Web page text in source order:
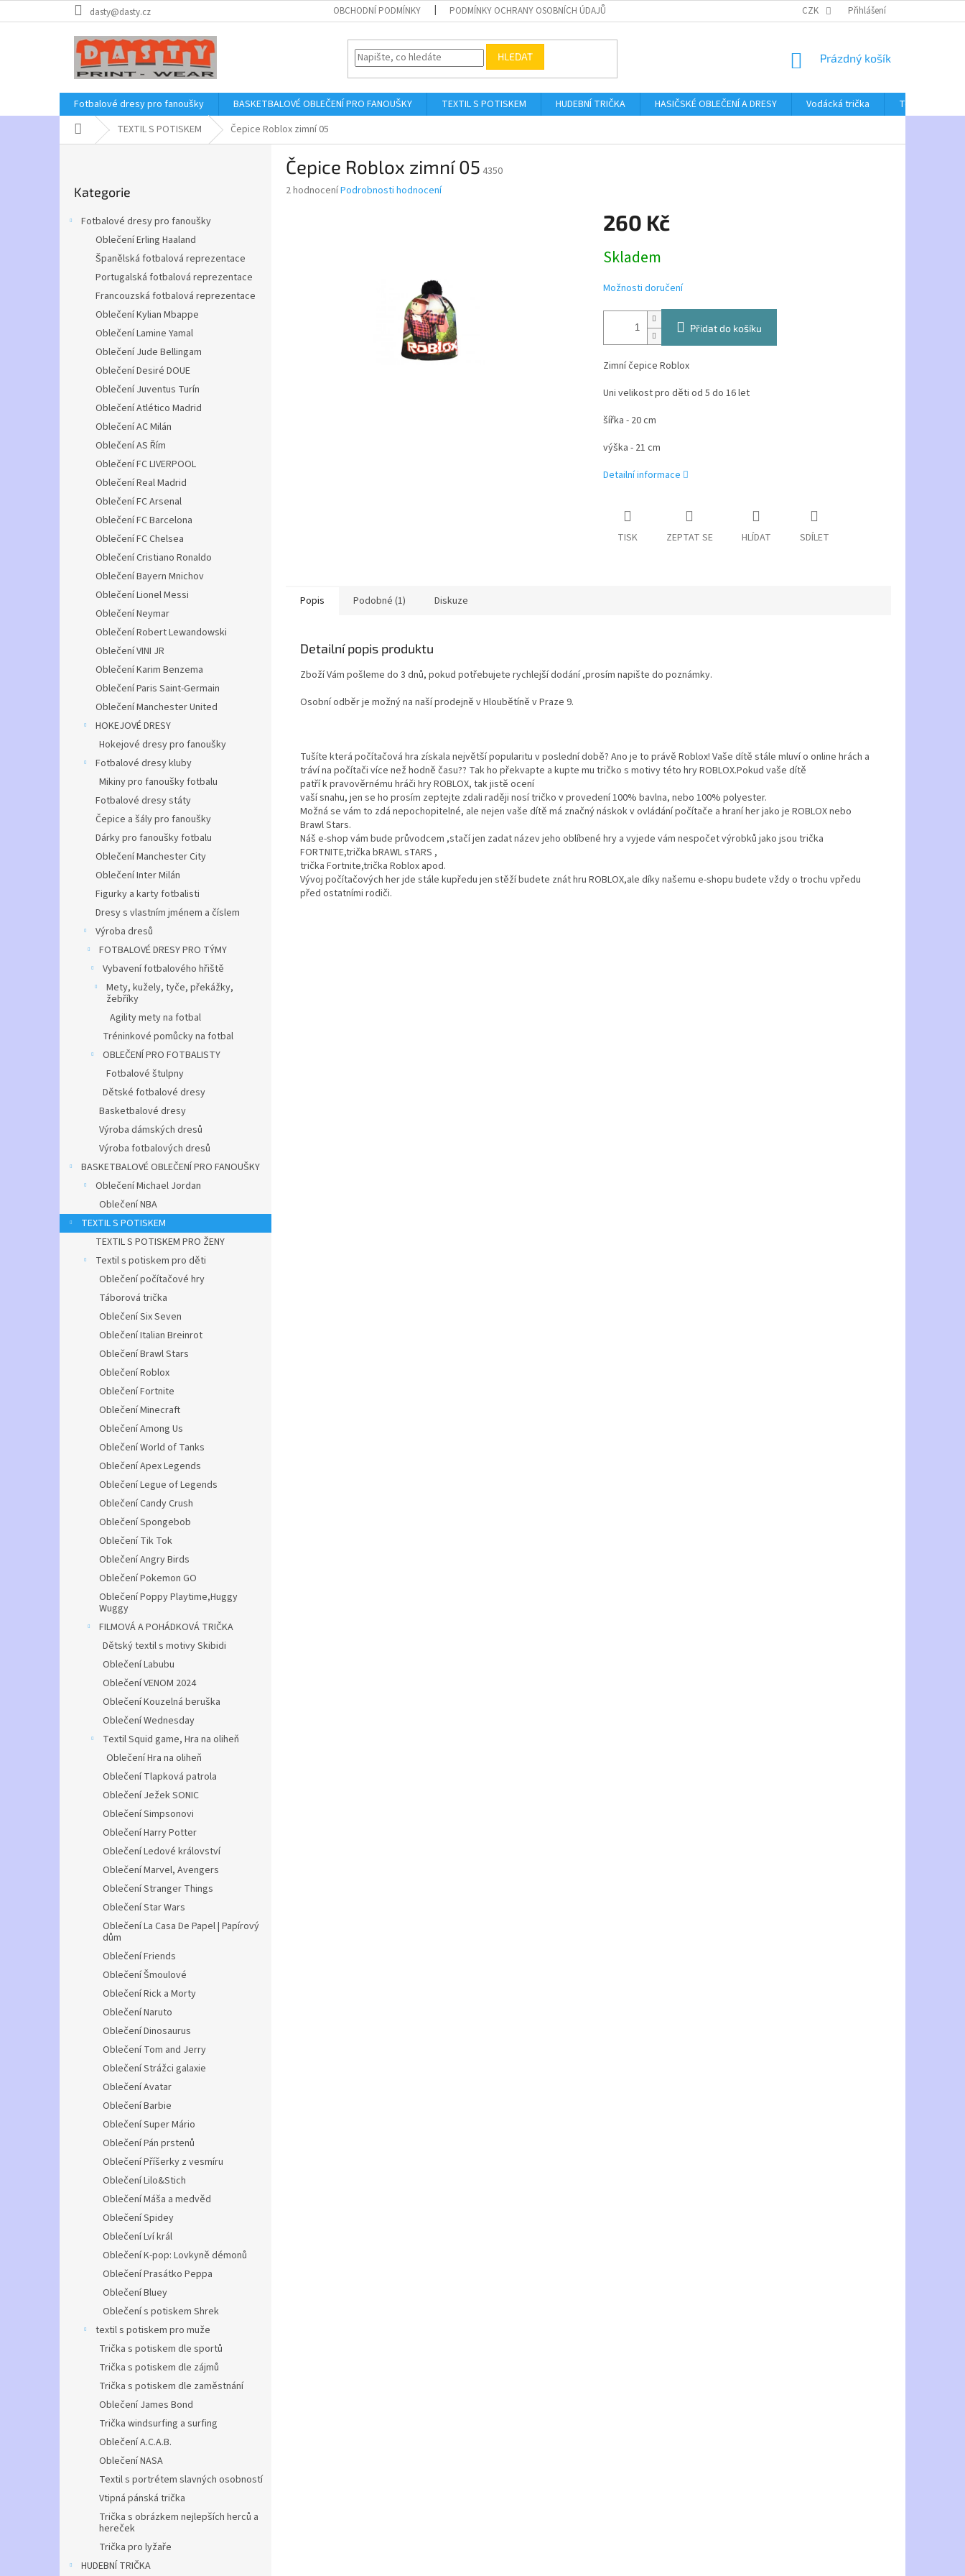
na
dasty@dasty.cz OBCHODNÍ PODMÍNKY PODMÍNKY OCHRANY OSOBNÍCH ÚDAJŮ CZK Přihlášení
HLEDAT
NÁKUPNÍ
Prázdný košík
Fotbalové dresy pro fanoušky BASKETBALOVÉ OBLEČENÍ PRO FANOUŠKY TEXTIL S POTISKEM HUDEBNÍ TRIČKA HASIČSKÉ OBLEČENÍ A DRESY Vodácká trička
Textil bez
Domů TEXTIL S POTISKEM Čepice Roblox zimní 05
kategorie
Kategorie
Fotbalové dresy pro fanoušky
Oblečení Erling Haaland
Španělská fotbalová reprezentace
Portugalská fotbalová reprezentace
Francouzská fotbalová reprezentace
Oblečení Kylian Mbappe
Oblečení Lamine Yamal
Oblečení Jude Bellingam
Oblečení Desiré DOUE
Oblečení Juventus Turín
Oblečení Atlético Madrid
Oblečení AC Milán
Oblečení AS Řím
Oblečení FC LIVERPOOL
Oblečení Real Madrid
Oblečení FC Arsenal
Oblečení FC Barcelona
Oblečení FC Chelsea
Oblečení Cristiano Ronaldo
Oblečení Bayern Mnichov
Oblečení Lionel Messi
Oblečení Neymar
Oblečení Robert Lewandowski
Oblečení VINI JR
Oblečení Karim Benzema
Oblečení Paris Saint-Germain
Oblečení Manchester United
HOKEJOVÉ DRESY
Hokejové dresy pro fanoušky
Fotbalové dresy kluby
Mikiny pro fanoušky fotbalu
Fotbalové dresy státy
Čepice a šály pro fanoušky
Dárky pro fanoušky fotbalu
Oblečení Manchester City
Oblečení Inter Milán
Figurky a karty fotbalisti
Dresy s vlastním jménem a číslem
Výroba dresů
FOTBALOVÉ DRESY PRO TÝMY
Vybavení fotbalového hřiště
Mety, kužely, tyče, překážky,
žebříky
Agility mety na fotbal
Tréninkové pomůcky na fotbal
OBLEČENÍ PRO FOTBALISTY
Fotbalové štulpny
Dětské fotbalové dresy
Basketbalové dresy
Výroba dámských dresů
Výroba fotbalových dresů
BASKETBALOVÉ OBLEČENÍ PRO FANOUŠKY
Oblečení Michael Jordan
Oblečení NBA
TEXTIL S POTISKEM
TEXTIL S POTISKEM PRO ŽENY
Textil s potiskem pro děti
Oblečení počítačové hry
Táborová trička
Oblečení Six Seven
Oblečení Italian Breinrot
Oblečení Brawl Stars
Oblečení Roblox
Oblečení Fortnite
Oblečení Minecraft
Oblečení Among Us
Oblečení World of Tanks
Oblečení Apex Legends
Oblečení Legue of Legends
Oblečení Candy Crush
Oblečení Spongebob
Oblečení Tik Tok
Oblečení Angry Birds
Oblečení Pokemon GO
Oblečení Poppy Playtime,Huggy
Wuggy
FILMOVÁ A POHÁDKOVÁ TRIČKA
Dětský textil s motivy Skibidi
Oblečení Labubu
Oblečení VENOM 2024
Oblečení Kouzelná beruška
Oblečení Wednesday
Textil Squid game, Hra na oliheň
Oblečení Hra na oliheň
Oblečení Tlapková patrola
Oblečení Ježek SONIC
Oblečení Simpsonovi
Oblečení Harry Potter
Oblečení Ledové království
Oblečení Marvel, Avengers
Oblečení Stranger Things
Oblečení Star Wars
Oblečení La Casa De Papel | Papírový
dům
Oblečení Friends
Oblečení Šmoulové
Oblečení Rick a Morty
Oblečení Naruto
Oblečení Dinosaurus
Oblečení Tom and Jerry
Oblečení Strážci galaxie
Oblečení Avatar
Oblečení Barbie
Oblečení Super Mário
Oblečení Pán prstenů
Oblečení Příšerky z vesmíru
Oblečení Lilo&Stich
Oblečení Máša a medvěd
Oblečení Spidey
Oblečení Lví král
Oblečení K-pop: Lovkyně démonů
Oblečení Prasátko Peppa
Oblečení Bluey
Oblečení s potiskem Shrek
textil s potiskem pro muže
Trička s potiskem dle sportů
Trička s potiskem dle zájmů
Trička s potiskem dle zaměstnání
Oblečení James Bond
Trička windsurfing a surfing
Oblečení A.C.A.B.
Oblečení NASA
Textil s portrétem slavných osobností
Vtipná pánská trička
Trička s obrázkem nejlepších herců a
hereček
Trička pro lyžaře
HUDEBNÍ TRIČKA
Čepice Roblox zimní 05 4350
Průměrné
2 hodnoceníPodrobnosti hodnocení
260 Kč
cena:
Skladem
Možnosti doručení
Přidat do košíku
Zimní čepice Roblox
Uni velikost pro děti od 5 do 16 let
šířka - 20 cm
výška - 21 cm
Detailní informace
TISK ZEPTAT SE HLÍDAT SDÍLET
Popis Podobné (1) Diskuze
Detailní popis produktu
Zboží Vám pošleme do 3 dnů, pokud potřebujete rychlejší dodání ,prosím napište do poznámky.
Osobní odběr je možný na naší prodejně v Hloubětíně v Praze 9.
Tušíte která počítačová hra získala největší popularitu v poslední době? Ano je to právě Roblox! Vaše dítě stále mluví o online hrách a
tráví na počítači více než hodně času?? Tak ho překvapte a kupte mu tričko s motivy této hry ROBLOX.Pokud vaše dítě
patří k pravověrnému hráči hry ROBLOX, tak jistě ocení
vaší snahu, jen se ho prosím zeptejte zdali raději nosí tričko v provedení 100% bavlna, nebo 100% polyester.
Možná se vám to zdá nepochopitelné, ale nejen vaše dítě má značný náskok v ovládání počítače a hraní her jako je ROBLOX nebo
Brawl Stars.
Náš e-shop vám bude průvodcem ,stačí jen zadat název jeho oblíbené hry a vyjede vám nespočet výrobků jako jsou trička
FORTNITE,trička bRAWL sTARS ,
trička Fortnite,trička Roblox apod.
Vývoj počítačových her jde stále kupředu jen stěží budete znát hru ROBLOX,ale díky našemu e-shopu budete vždy o trochu vpředu
před ostatními rodiči.